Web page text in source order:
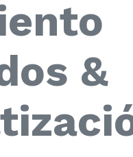
&